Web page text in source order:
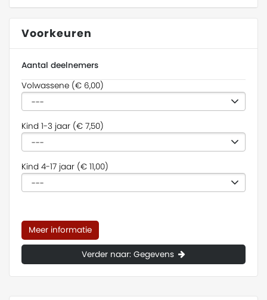
Voorkeuren
Aantal deelnemers
Volwassene (€ 6,00)
Kind 1-3 jaar (€ 7,50)
Kind 4-17 jaar (€ 11,00)
Meer informatie
Verder naar: Gegevens